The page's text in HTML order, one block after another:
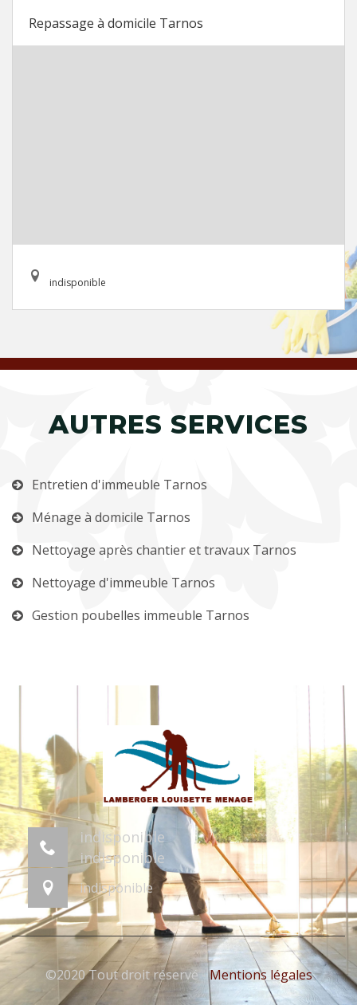
Repassage à domicile Tarnos
indisponible
AUTRES SERVICES
Entretien d'immeuble Tarnos
Ménage à domicile Tarnos
Nettoyage après chantier et travaux Tarnos
Nettoyage d'immeuble Tarnos
Gestion poubelles immeuble Tarnos
indisponible
indisponible
indisponible
©2020 Tout droit réservé -Mentions légales